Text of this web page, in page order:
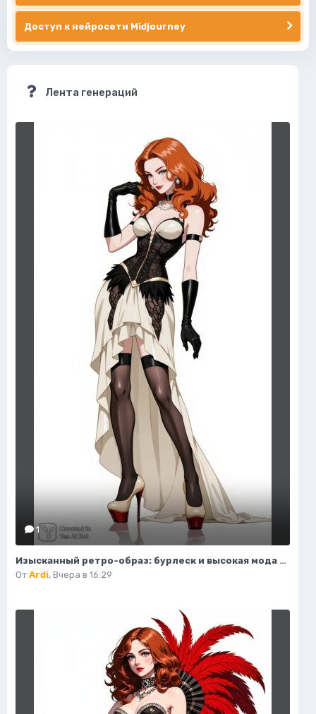
Доступ к нейросети Midjourney
Лента генераций
1
Изысканный ретро-образ: бурлеск и высокая мода в деталях. Картинка из нейросети Flux
От Ardi, Вчера в 16:29